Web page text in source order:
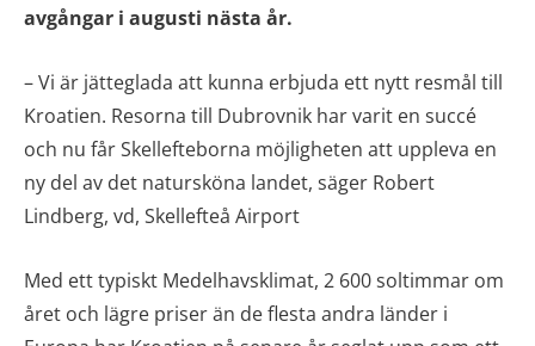
avgångar i augusti nästa år.
– Vi är jätteglada att kunna erbjuda ett nytt resmål till
Kroatien. Resorna till Dubrovnik har varit en succé
och nu får Skellefteborna möjligheten att uppleva en
ny del av det natursköna landet, säger Robert
Lindberg, vd, Skellefteå Airport
Med ett typiskt Medelhavsklimat, 2 600 soltimmar om
året och lägre priser än de flesta andra länder i